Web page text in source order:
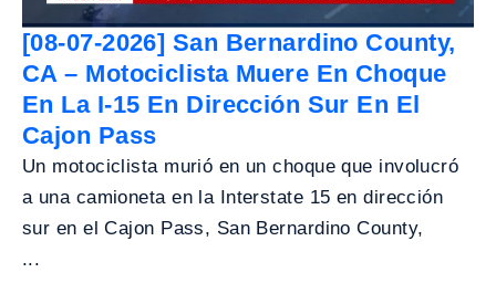
[08-07-2026] San Bernardino County,
CA – Motociclista Muere En Choque
En La I-15 En Dirección Sur En El
Cajon Pass
Un motociclista murió en un choque que involucró
a una camioneta en la Interstate 15 en dirección
sur en el Cajon Pass, San Bernardino County,
...